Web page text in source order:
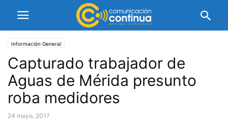
Información General
Capturado trabajador de
Aguas de Mérida presunto
roba medidores
24 mayo, 2017